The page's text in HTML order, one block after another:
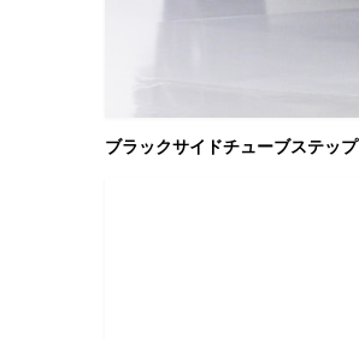
ブラックサイドチューブステップ